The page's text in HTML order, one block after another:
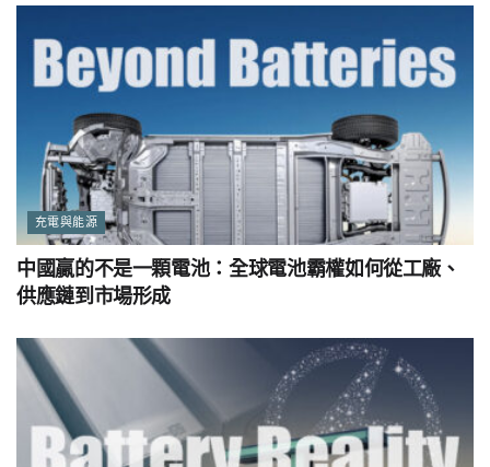
充電與能源
中國贏的不是一顆電池：全球電池霸權如何從工廠、
供應鏈到市場形成